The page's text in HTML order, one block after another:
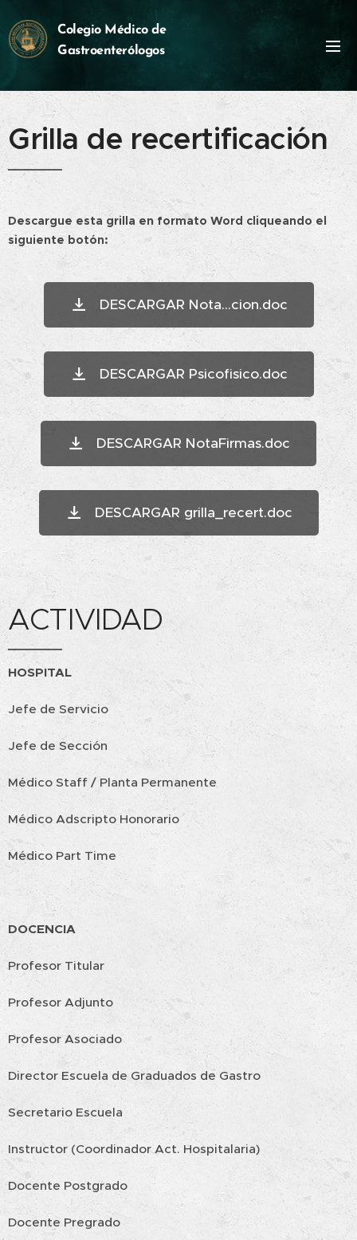
Colegio M édicode
Gastroenterólogos
Grilla de recertificación
Descargue esta grilla en formato Word cliqueando el
siguiente botón:
DESCARGAR Nota...cion.doc
DESCARGAR Psicofisico.doc
DESCARGAR NotaFirmas.doc
DESCARGAR grilla_recert.doc
ACTIVIDAD
HOSPITAL
Jefe de Servicio
Jefe de Sección
Médico Staff / Planta Permanente
Médico Adscripto Honorario
Médico Part Time
DOCENCIA
Profesor Titular
Profesor Adjunto
Profesor Asociado
Director Escuela de Graduados de Gastro
Secretario Escuela
Instructor (Coordinador Act. Hospitalaria)
Docente Postgrado
Docente Pregrado